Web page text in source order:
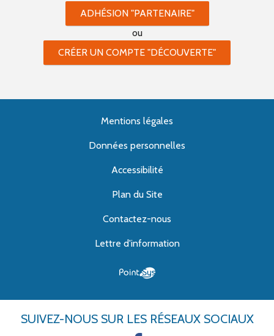
ADHÉSION "PARTENAIRE"
ou
CRÉER UN COMPTE "DÉCOUVERTE"
Mentions légales
Données personnelles
Accessibilité
Plan du Site
Contactez-nous
Lettre d'information
SUIVEZ-NOUS SUR LES RÉSEAUX SOCIAUX